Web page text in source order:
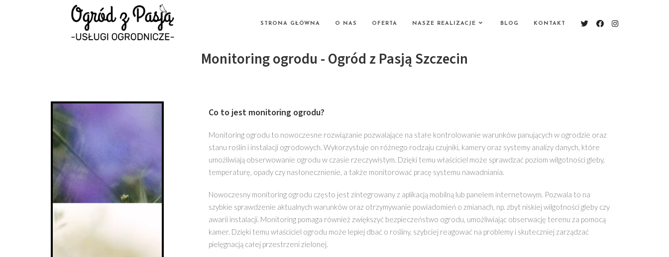
STRONA GŁÓWNA O NAS OFERTA NASZE REALIZACJE BLOG KONTAKT
Monitoring ogrodu - Ogród z Pasją Szczecin
Co to jest monitoring ogrodu?
Monitoring ogrodu to nowoczesne rozwiązanie pozwalające na stałe kontrolowanie warunków panujących w ogrodzie oraz
stanu roślin i instalacji ogrodowych. Wykorzystuje on różnego rodzaju czujniki, kamery oraz systemy analizy danych, które
umożliwiają obserwowanie ogrodu w czasie rzeczywistym. Dzięki temu właściciel może sprawdzać poziom wilgotności gleby,
temperaturę, opady czy nasłonecznienie, a także monitorować pracę systemu nawadniania.
Nowoczesny monitoring ogrodu często jest zintegrowany z aplikacją mobilną lub panelem internetowym. Pozwala to na
szybkie sprawdzenie aktualnych warunków oraz otrzymywanie powiadomień o zmianach, np. zbyt niskiej wilgotności gleby czy
awarii instalacji. Monitoring pomaga również zwiększyć bezpieczeństwo ogrodu, umożliwiając obserwację terenu za pomocą
kamer. Dzięki temu właściciel ogrodu może lepiej dbać o rośliny, szybciej reagować na problemy i skuteczniej zarządzać
pielęgnacją całej przestrzeni zielonej.